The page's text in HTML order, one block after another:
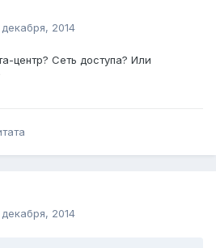
декабря, 2014
центр? Сеть доступа? Или
декабря, 2014